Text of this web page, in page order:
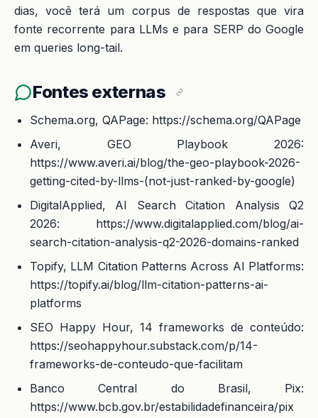
dias, você terá um corpus de respostas que vira
fonte recorrente para LLMs e para SERP do Google
em queries long-tail.
Fontes externas
Schema.org, QAPage: https://schema.org/QAPage
Averi, GEO Playbook 2026:
https://www.averi.ai/blog/the-geo-playbook-2026-
getting-cited-by-llms-(not-just-ranked-by-google)
DigitalApplied, AI Search Citation Analysis Q2
2026: https://www.digitalapplied.com/blog/ai-
search-citation-analysis-q2-2026-domains-ranked
Topify, LLM Citation Patterns Across AI Platforms:
https://topify.ai/blog/llm-citation-patterns-ai-
platforms
SEO Happy Hour, 14 frameworks de conteúdo:
https://seohappyhour.substack.com/p/14-
frameworks-de-conteudo-que-facilitam
Banco Central do Brasil, Pix:
https://www.bcb.gov.br/estabilidadefinanceira/pix